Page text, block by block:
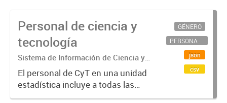
Personal de ciencia y
tecnología
Sistema de Información de Ciencia y
Tecnología Argentino (SICYTAR)
El personal de CyT en una unidad
estadística incluye a todas las
personas involucradas
GÉNERO
PERSONAL CIENTÍFICO-TECNOLÓGICO
json
csv